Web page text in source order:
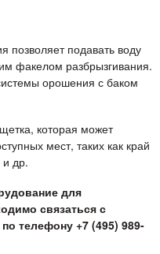
позволяет подавать воду
факелом разбрызгивания.
орошения с баком
которая может
мест, таких как край
др.
для
связаться с
телефону +7 (495) 989-